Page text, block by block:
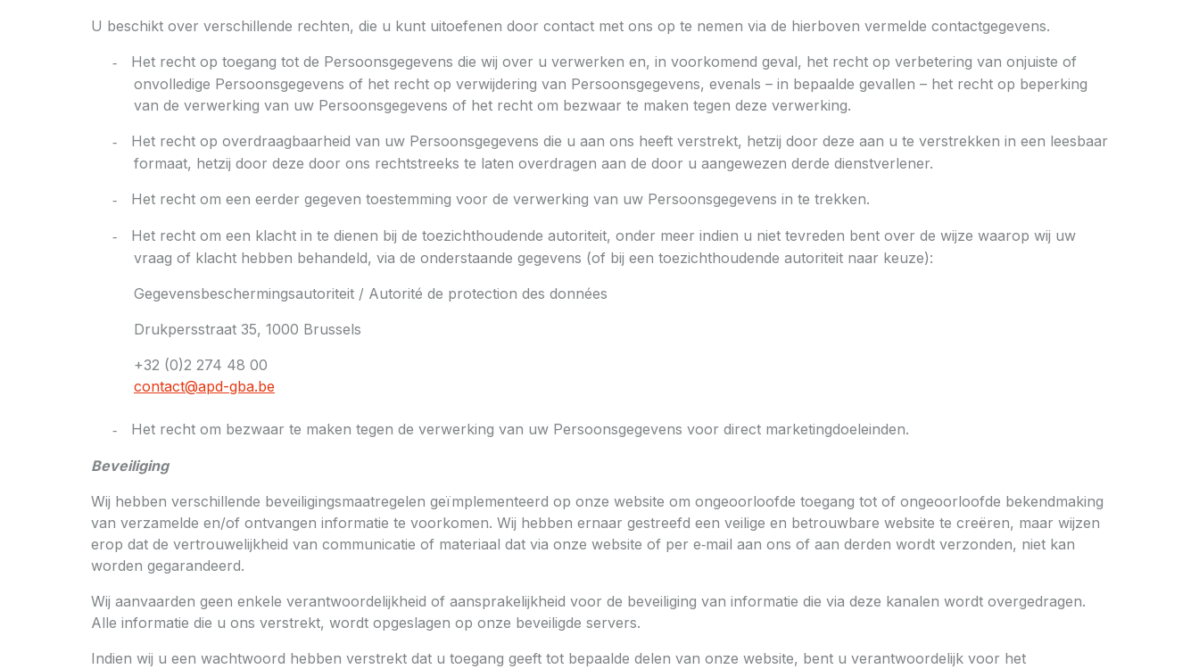
U beschikt over verschillende rechten, die u kunt uitoefenen door contact met ons op te nemen via de hierboven vermelde contactgegevens.
-
Het recht op toegang tot de Persoonsgegevens die wij over u verwerken en, in voorkomend geval, het recht op verbetering van onjuiste of
onvolledige Persoonsgegevens of het recht op verwijdering van Persoonsgegevens, evenals – in bepaalde gevallen – het recht op beperking
van de verwerking van uw Persoonsgegevens of het recht om bezwaar te maken tegen deze verwerking.
-
Het recht op overdraagbaarheid van uw Persoonsgegevens die u aan ons heeft verstrekt, hetzij door deze aan u te verstrekken in een leesbaar
formaat, hetzij door deze door ons rechtstreeks te laten overdragen aan de door u aangewezen derde dienstverlener.
- Het recht om een eerder gegeven toestemming voor de verwerking van uw Persoonsgegevens in te trekken.
-
Het recht om een klacht in te dienen bij de toezichthoudende autoriteit, onder meer indien u niet tevreden bent over de wijze waarop wij uw
vraag of klacht hebben behandeld, via de onderstaande gegevens (of bij een toezichthoudende autoriteit naar keuze):
Gegevensbeschermingsautoriteit / Autorité de protection des données
Drukpersstraat 35, 1000 Brussels
+32 (0)2 274 48 00
contact@apd-gba.be
- Het recht om bezwaar te maken tegen de verwerking van uw Persoonsgegevens voor direct marketingdoeleinden.
Beveiliging
Wij hebben verschillende beveiligingsmaatregelen geïmplementeerd op onze website om ongeoorloofde toegang tot of ongeoorloofde bekendmaking
van verzamelde en/of ontvangen informatie te voorkomen. Wij hebben ernaar gestreefd een veilige en betrouwbare website te creëren, maar wijzen
erop dat de vertrouwelijkheid van communicatie of materiaal dat via onze website of per e‑mail aan ons of aan derden wordt verzonden, niet kan
worden gegarandeerd.
Wij aanvaarden geen enkele verantwoordelijkheid of aansprakelijkheid voor de beveiliging van informatie die via deze kanalen wordt overgedragen.
Alle informatie die u ons verstrekt, wordt opgeslagen op onze beveiligde servers.
Indien wij u een wachtwoord hebben verstrekt dat u toegang geeft tot bepaalde delen van onze website, bent u verantwoordelijk voor het